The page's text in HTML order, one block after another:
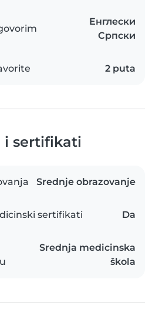
Енглески
Српски
2 puta
i sertifikati
Srednje obrazovanje
sertifikati Da
Srednja medicinska
škola